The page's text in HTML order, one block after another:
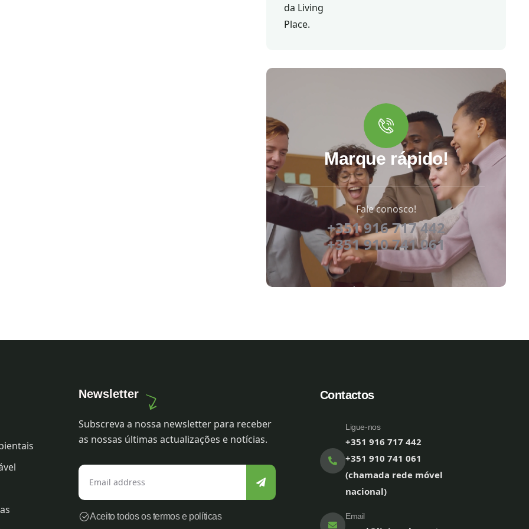
Marque rápido!
Fale conosco!
+351 916 717 442
+351 910 741 061
Newsletter
Subscreva a nossa newsletter para receber
as nossas últimas actualizações e notícias.
Aceito todos os termos e políticas
Contactos
Ligue-nos
+351 916 717 442
+351 910 741 061
(chamada rede móvel
nacional)
Email